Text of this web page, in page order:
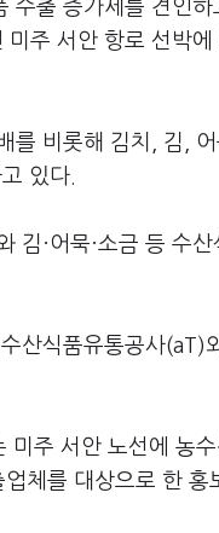
출 증가세를 견인
주 서안 항로 선박
를 비롯해 김치, 김,
있다.
김·어묵·소금 등 수
산식품유통공사
주 서안 노선에 농
체를 대상으로 한 홍